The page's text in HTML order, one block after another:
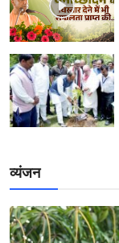
व्यंजन